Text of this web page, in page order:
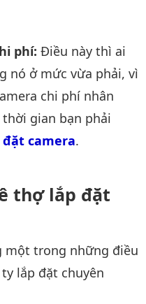
phí: Điều này thì ai
nó ở mức vừa phải, vì
chi phí nhân
gian bạn phải
đặt camera.
thợ lắp đặt
một trong những điều
lắp đặt chuyên